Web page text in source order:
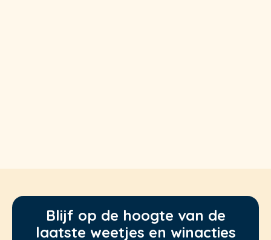
Blijf op de hoogte van de
laatste weetjes en winacties